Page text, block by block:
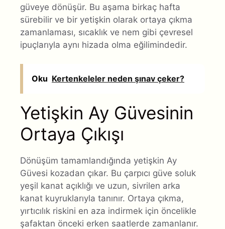
güveye dönüşür. Bu aşama birkaç hafta
sürebilir ve bir yetişkin olarak ortaya çıkma
zamanlaması, sıcaklık ve nem gibi çevresel
ipuçlarıyla aynı hizada olma eğilimindedir.
Oku Kertenkeleler neden şınav çeker?
Yetişkin Ay Güvesinin
Ortaya Çıkışı
Dönüşüm tamamlandığında yetişkin Ay
Güvesi kozadan çıkar. Bu çarpıcı güve soluk
yeşil kanat açıklığı ve uzun, sivrilen arka
kanat kuyruklarıyla tanınır. Ortaya çıkma,
yırtıcılık riskini en aza indirmek için öncelikle
şafaktan önceki erken saatlerde zamanlanır.